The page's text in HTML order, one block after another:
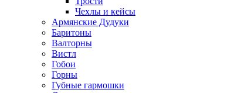
Чехлы и кейсы
Армянские Дудуки
Баритоны
Валторны
Вистл
Гобои
Горны
Губные гармошки